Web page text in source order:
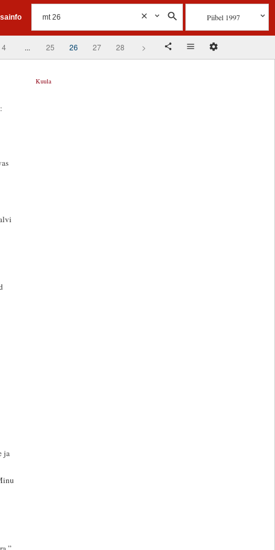
Piibel 1997
4 ... 25 26 27 28 >
Kuula
ja